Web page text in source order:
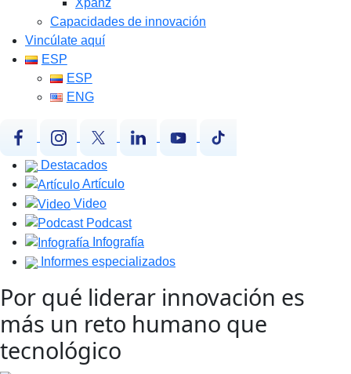
Xpanz
Capacidades de innovación
Vincúlate aquí
ESP
ESP
ENG
Destacados
Artículo
Video
Podcast
Infografía
Informes especializados
Por qué liderar innovación es
más un reto humano que
tecnológico